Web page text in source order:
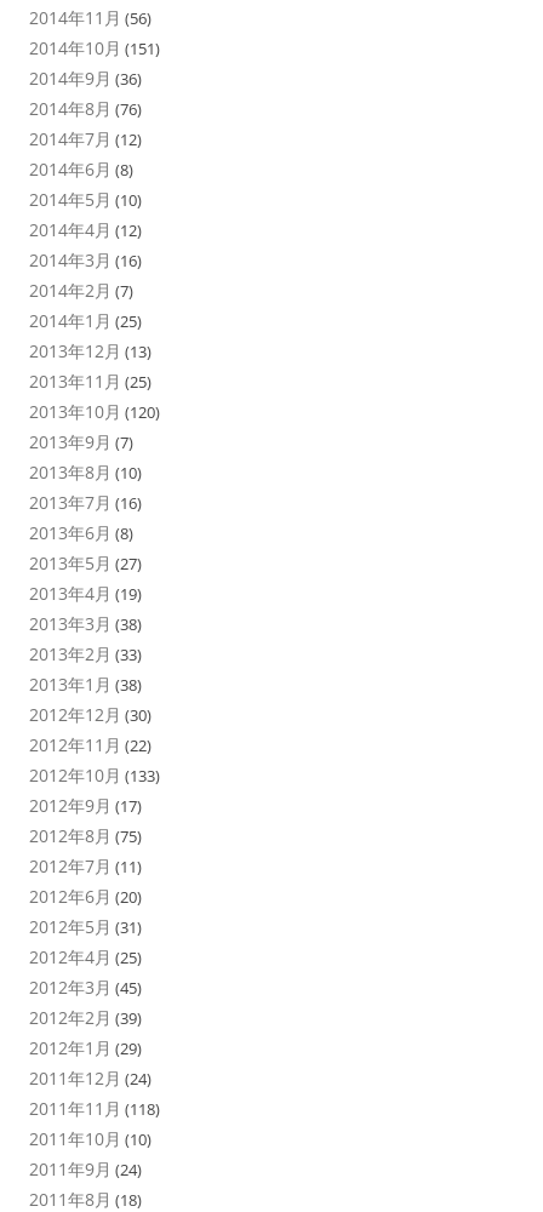
2014年11月 (56)
2014年10月 (151)
2014年9月 (36)
2014年8月 (76)
2014年7月 (12)
2014年6月 (8)
2014年5月 (10)
2014年4月 (12)
2014年3月 (16)
2014年2月 (7)
2014年1月 (25)
2013年12月 (13)
2013年11月 (25)
2013年10月 (120)
2013年9月 (7)
2013年8月 (10)
2013年7月 (16)
2013年6月 (8)
2013年5月 (27)
2013年4月 (19)
2013年3月 (38)
2013年2月 (33)
2013年1月 (38)
2012年12月 (30)
2012年11月 (22)
2012年10月 (133)
2012年9月 (17)
2012年8月 (75)
2012年7月 (11)
2012年6月 (20)
2012年5月 (31)
2012年4月 (25)
2012年3月 (45)
2012年2月 (39)
2012年1月 (29)
2011年12月 (24)
2011年11月 (118)
2011年10月 (10)
2011年9月 (24)
2011年8月 (18)